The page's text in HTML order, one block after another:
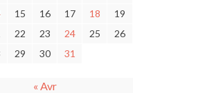
15 16 17 18
19
22 23 24 25
26
29 30 31
« Avr